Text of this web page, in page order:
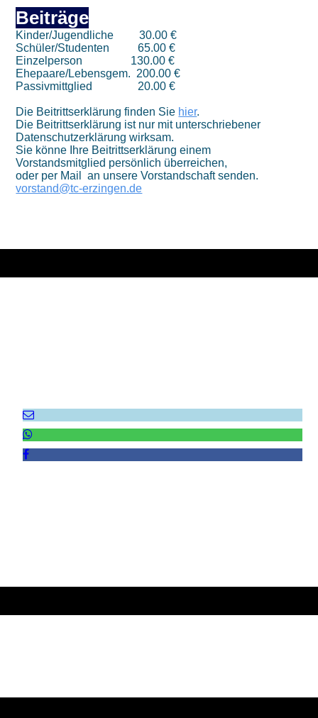
Beiträge
Kinder/Jugendliche 30.00 €
Schüler/Studenten 65.00 €
Einzelperson 130.00 €
Ehepaare/Lebensgem. 200.00 €
Passivmittglied
20.00 €
Die Beitrittserklärung finden Sie hier.
Die Beitrittserklärung ist nur mit unterschriebener
Datenschutzerklärung wirksam.
Sie könne Ihre Beitrittserklärung einem
Vorstandsmitglied persönlich überreichen,
oder per Mail an unsere Vorstandschaft senden.
vorstand@tc-erzingen.de